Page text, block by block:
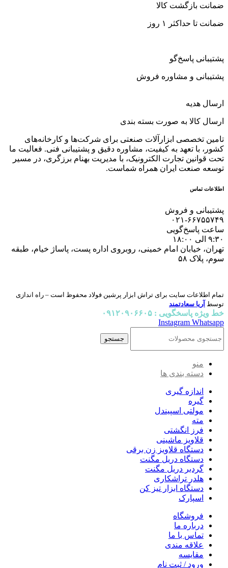
ضمانت بازگشت کالا
ضمانت تا حداکثر ۱ روز
پشتیبانی پاسخ‌گو
پشتیبانی و مشاوره فروش
ارسال هدیه
ارسال کالا به صورت بسته بندی
تامین تخصصی ابزارآلات صنعتی برای شرکت‌ها و کارخانه‌های
کشور، با تعهد به کیفیت، مشاوره دقیق و پشتیبانی فنی. فعالیت ما
تحت قوانین تجارت الکترونیک، با مدیریت بهنام برزگری، در مسیر
توسعه صنعت ایران همراه شماست.
اطلاعات تماس
پشتیبانی و فروش
۰۲۱-۶۶۷۵۵۷۴۹
ساعت پاسخ‌گویی
۹:۳۰ الی ۱۸:۰۰
تهران، خیابان امام خمینی، روبروی اداره پست، پاساژ خیام، طبقه
سوم، پلاک ۵۸
تمام اطلاعات سایت برای تراش ابزار پرشین فولاد محفوظ است – راه اندازی
توسط آریا سعادتمند
خط ویژه پاسخگویی : ۰۹۱۲۰۹۰۶۶۰۵
Instagram Whatsapp
جستجو
منو
دسته بندی ها
اندازه گیری
گیره
مولتی اسپیندل
مته
فرز انگشتی
قلاویز ماشینی
دستگاه قلاویز زن برقی
دستگاه دریل مگنت
گردبر دریل مگنت
هلدر تراشکاری
دستگاه ابزار تیز کن
اسپارک
فروشگاه
درباره ما
تماس با ما
علاقه مندی
مقایسه
ورود / ثبت نام